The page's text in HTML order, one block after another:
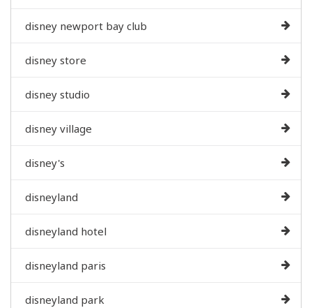
disney newport bay club
disney store
disney studio
disney village
disney's
disneyland
disneyland hotel
disneyland paris
disneyland park